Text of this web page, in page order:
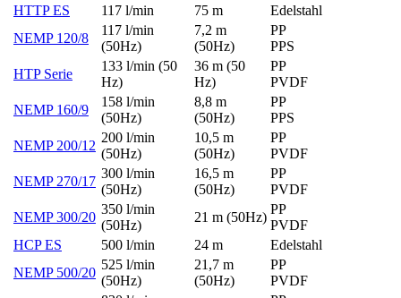
HTTP ES
117 l/min 75 m
Edelstahl
NEMP 120/8
117 l/min
(50Hz)
7,2 m
(50Hz)
PP
PPS
HTP Serie
133 l/min (50
Hz)
36 m (50
Hz)
PP
PVDF
NEMP 160/9
158 l/min
(50Hz)
8,8 m
(50Hz)
PP
PPS
NEMP 200/12
200 l/min
(50Hz)
10,5 m
(50Hz)
PP
PVDF
NEMP 270/17
300 l/min
(50Hz)
16,5 m
(50Hz)
PP
PVDF
NEMP 300/20
350 l/min
(50Hz)
21 m (50Hz)
PP
PVDF
HCP ES
500 l/min 24 m
Edelstahl
NEMP 500/20
525 l/min
(50Hz)
21,7 m
(50Hz)
PP
PVDF